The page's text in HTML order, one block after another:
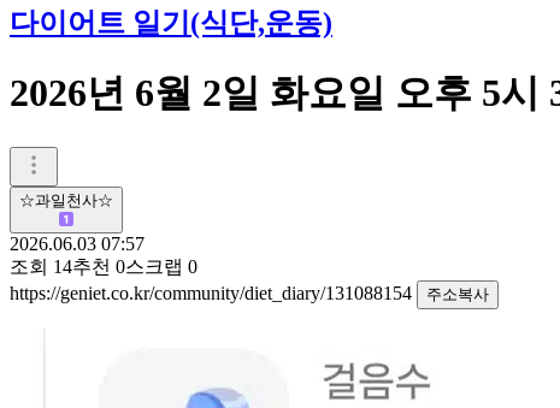
다이어트 일기(식단,운동)
2026년 6월 2일 화요일 오후 5
☆과일천사☆
2026.06.03 07:57
조회 14추천 0스크랩 0
https://geniet.co.kr/community/diet_diary/131088154
주소복사